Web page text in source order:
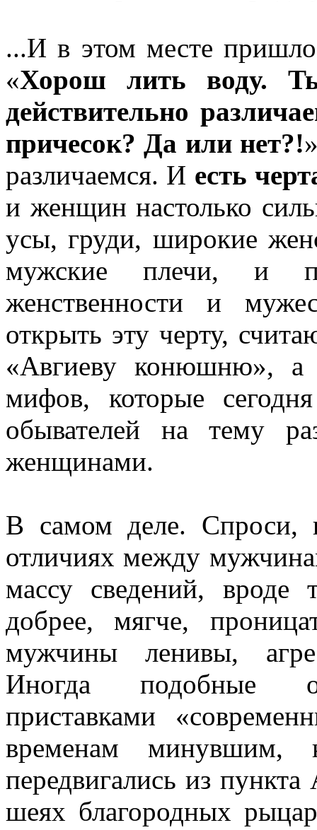
...И в этом месте пришло
«Хорош лить воду.
действительно
причесок? Да или нет?!
различаемся. И есть
и женщин настолько
усы, груди, широкие
мужские плечи, и
женственности и
открыть эту черту,
«Авгиеву конюшню», а
мифов, которые
обывателей на тему
женщинами.
В самом деле. Спроси,
отличиях между
массу сведений, вроде
добрее, мягче,
мужчины ленивы,
Иногда подобные
приставками
временам минувшим,
передвигались из
шеях благородных